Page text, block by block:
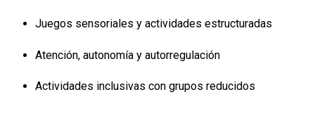
Juegos sensoriales y actividades estructuradas
Atención, autonomía y autorregulación
Actividades inclusivas con grupos reducidos